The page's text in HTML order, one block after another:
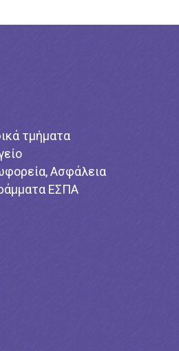
τμήματα
Ασφάλεια
ΕΣΠΑ